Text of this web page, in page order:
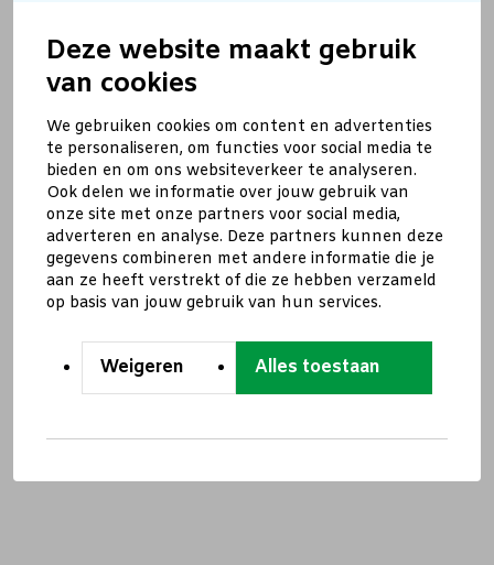
Deze website maakt gebruik
van cookies
We gebruiken cookies om content en advertenties
te personaliseren, om functies voor social media te
bieden en om ons websiteverkeer te analyseren.
Ook delen we informatie over jouw gebruik van
onze site met onze partners voor social media,
adverteren en analyse. Deze partners kunnen deze
gegevens combineren met andere informatie die je
aan ze heeft verstrekt of die ze hebben verzameld
op basis van jouw gebruik van hun services.
Weigeren Alles toestaan